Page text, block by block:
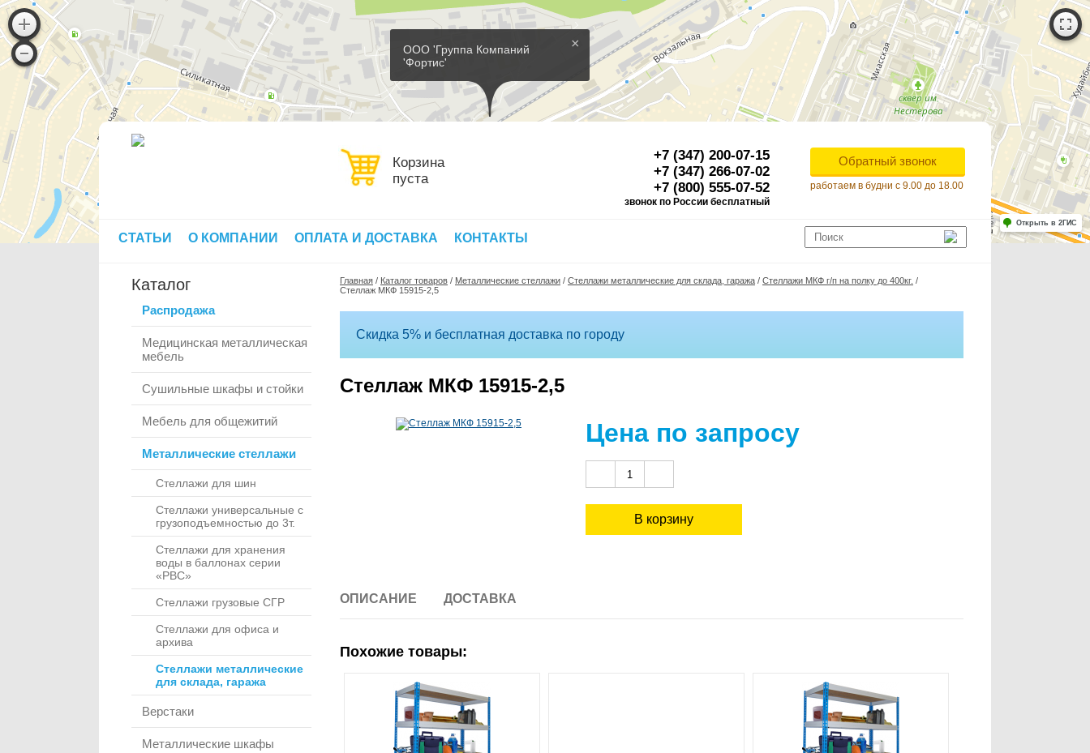
×
ООО 'Группа Компаний
'Фортис'
Работает на API 2ГИС
Лицензионное соглашение
Для корректной работы Raster JS API нужен ключ. Помощь: api@2gis.ru
Открыть в 2ГИС
Корзина
пуста
+7 (347) 200-07-15
+7 (347) 266-07-02
+7 (800) 555-07-52
звонок по России бесплатный
Обратный звонок
работаем в будни с 9.00 до 18.00
СТАТЬИ О КОМПАНИИ ОПЛАТА И ДОСТАВКА КОНТАКТЫ
Каталог
Распродажа
Медицинская металлическая
мебель
Сушильные шкафы и стойки
Мебель для общежитий
Металлические стеллажи
Стеллажи для шин
Стеллажи универсальные с
грузоподъемностью до 3т.
Стеллажи для хранения
воды в баллонах серии
«РВС»
Стеллажи грузовые СГР
Стеллажи для офиса и
архива
Стеллажи металлические
для склада, гаража
Верстаки
Металлические шкафы
Главная / Каталог товаров / Металлические стеллажи / Стеллажи металлические для склада, гаража / Стеллажи МКФ г/п на полку до 400кг. /
Стеллаж МКФ 15915-2,5
Скидка 5% и бесплатная доставка по городу
Стеллаж МКФ 15915-2,5
Цена по запросу
ОПИСАНИЕ ДОСТАВКА
Похожие товары: